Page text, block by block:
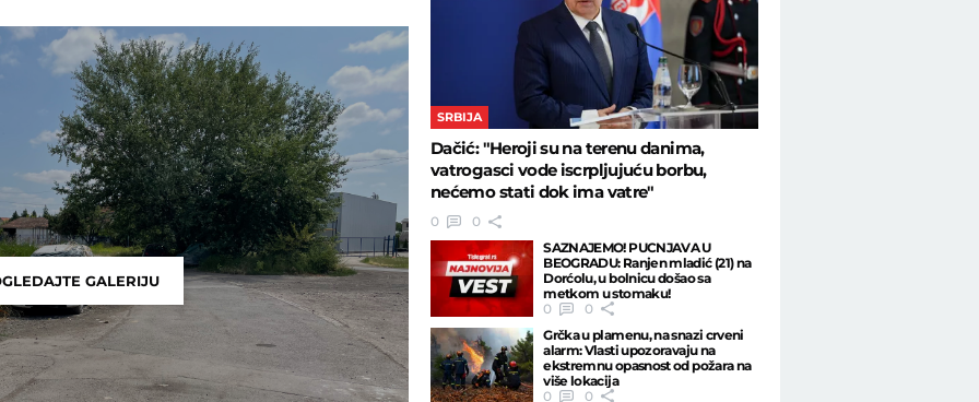
GALERIJU
SRBIJA
Dačić: "Heroji su na terenu danima,
vatrogasci vode iscrpljujuću borbu,
nećemo stati dok ima vatre"
0
0
SAZNAJEMO! PUCNJAVA U
BEOGRADU: Ranjen mladić (21) na
Dorćolu, u bolnicu došao sa
metkom u stomaku!
0
0
Grčka u plamenu, na snazi crveni
alarm: Vlasti upozoravaju na
ekstremnu opasnost od požara na
više lokacija
0
0